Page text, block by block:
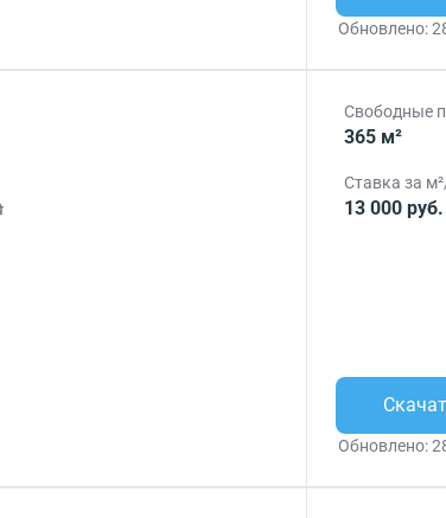
Обновлено:
Свободные
365 м²
Ставка за
13 000 руб.
Обновлено: